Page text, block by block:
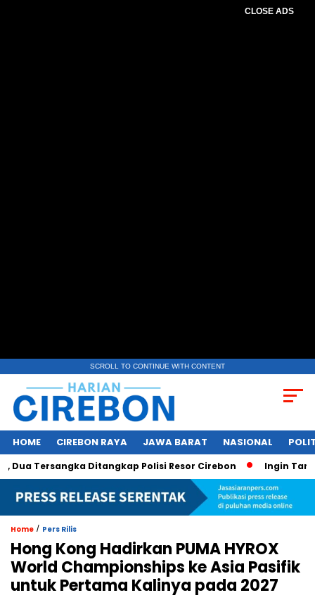
CLOSE ADS
SCROLL TO CONTINUE WITH CONTENT
HOME CIREBON RAYA JAWA BARAT NASIONAL
Tersangka Ditangkap Polisi Resor Cirebon Ingin Tampil
Home / Pers Rilis
Hong Kong Hadirkan PUMA HYROX
World Championships ke Asia Pasifik
untuk Pertama Kalinya pada 2027